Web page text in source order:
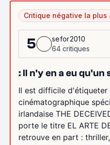
Critique négative la plus
5
sefor2010
64 critiques
: Il n'y en a eu qu'un
Il est difficile d'étiqueter
cinématographique
irlandaise THE
porte le titre EL ARTE
retrouve en part :